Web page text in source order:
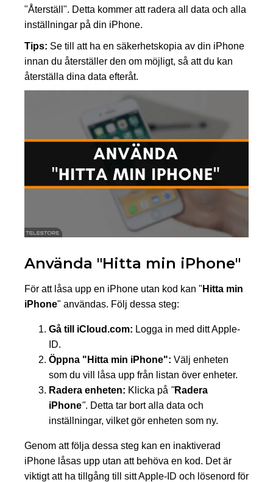
"Återställ". Detta kommer att radera all data och alla
inställningar på din iPhone.
Tips: Se till att ha en säkerhetskopia av din iPhone
innan du återställer den om möjligt, så att du kan
återställa dina data efteråt.
Använda "Hitta min iPhone"
För att låsa upp en iPhone utan kod kan " Hitta min
iPhone" användas. Följ dessa steg:
Gå till iCloud.com: Logga in med ditt Apple-
ID.
Öppna "Hitta min iPhone": Välj enheten
som du vill låsa upp från listan över enheter.
Radera enheten: Klicka på "Radera
iPhone". Detta tar bort alla data och
inställningar, vilket gör enheten som ny.
Genom att följa dessa steg kan en inaktiverad
iPhone låsas upp utan att behöva en kod. Det är
viktigt att ha tillgång till sitt Apple-ID och lösenord för